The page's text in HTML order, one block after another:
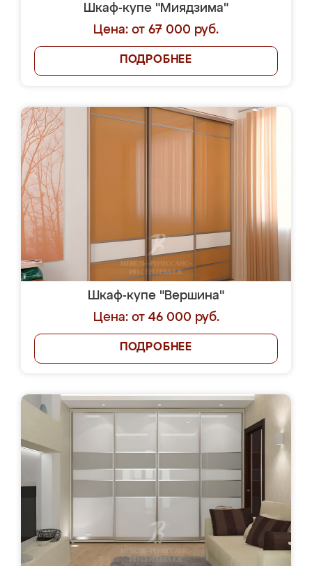
Шкаф-купе "Миядзима"
Цена: от 67 000 руб.
ПОДРОБНЕЕ
Шкаф-купе "Вершина"
Цена: от 46 000 руб.
ПОДРОБНЕЕ